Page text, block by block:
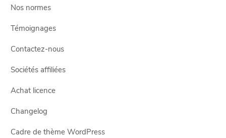
Nos normes
Témoignages
Contactez-nous
Sociétés affiliées
Achat licence
Changelog
Cadre de thème WordPress